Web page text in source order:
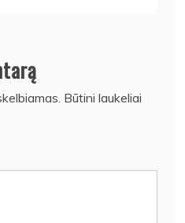
Būtini laukeliai